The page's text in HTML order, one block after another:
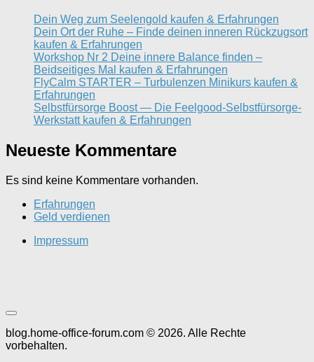
Dein Weg zum Seelengold kaufen & Erfahrungen
Dein Ort der Ruhe – Finde deinen inneren Rückzugsort
kaufen & Erfahrungen
Workshop Nr 2 Deine innere Balance finden –
Beidseitiges Mal kaufen & Erfahrungen
FlyCalm STARTER – Turbulenzen Minikurs kaufen &
Erfahrungen
Selbstfürsorge Boost — Die Feelgood-Selbstfürsorge-
Werkstatt kaufen & Erfahrungen
Neueste Kommentare
Es sind keine Kommentare vorhanden.
Erfahrungen
Geld verdienen
Impressum
blog.home-office-forum.com © 2026. Alle Rechte
vorbehalten.